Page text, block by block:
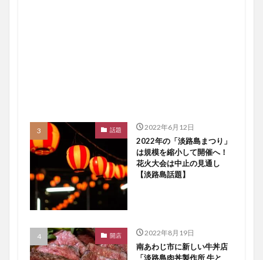
話題 2022年6月12日
2022年の「淡路島まつり」
は規模を縮小して開催へ！
花火大会は中止の見通し
【淡路島話題】
開店 2022年8月19日
南あわじ市に新しい牛丼店
「淡路島肉丼製作所 牛と